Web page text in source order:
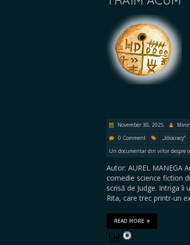
November 30, 2025
0 Comment
„Idiocracy”
Un documentar din viitor despre
Autor: AUREL MANEGA
comedie science fiction
scrisă de Judge. Intriga
Rita, care trec printr-un
READ MORE